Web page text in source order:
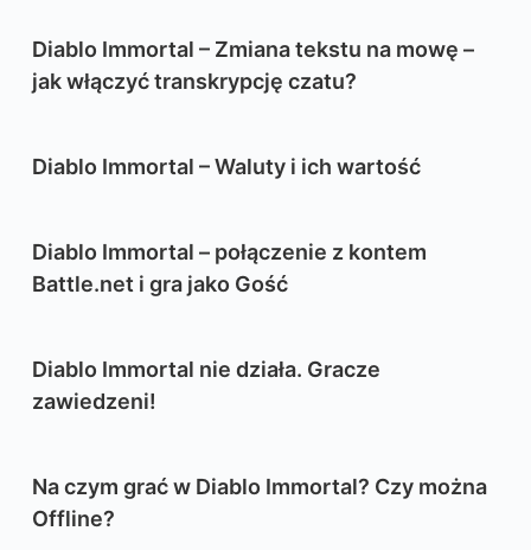
Diablo Immortal – Zmiana tekstu na mowę –
jak włączyć transkrypcję czatu?
Diablo Immortal – Waluty i ich wartość
Diablo Immortal – połączenie z kontem
Battle.net i gra jako Gość
Diablo Immortal nie działa. Gracze
zawiedzeni!
Na czym grać w Diablo Immortal? Czy można
Offline?